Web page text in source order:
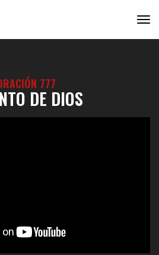
777
DE DIOS